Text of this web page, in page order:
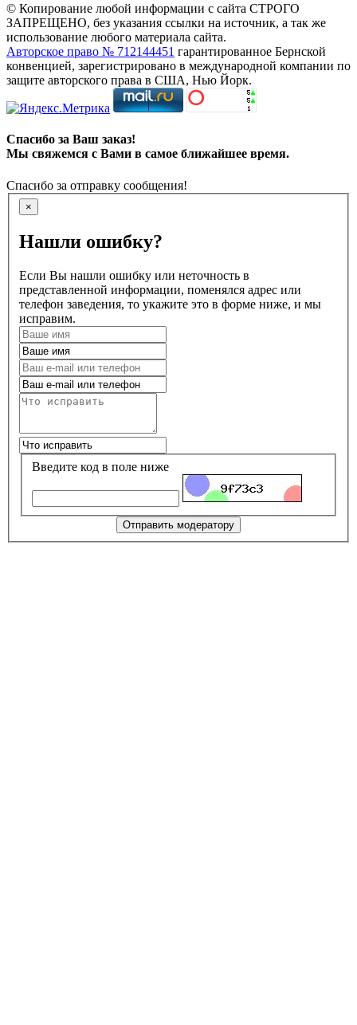
© Копирование любой информации с сайта СТРОГО
ЗАПРЕЩЕНО, без указания ссылки на источник, а так же
использование любого материала сайта.
Авторское право № 712144451 гарантированное Бернской
конвенцией, зарегистрировано в международной компании по
защите авторского права в США, Нью Йорк.
Спасибо за Ваш заказ!
Мы свяжемся с Вами в самое ближайшее время.
Спасибо за отправку сообщения!
×
Нашли ошибку?
Если Вы нашли ошибку или неточность в
представленной информации, поменялся адрес или
телефон заведения, то укажите это в форме ниже, и мы
исправим.
Введите код в поле ниже
Отправить модератору